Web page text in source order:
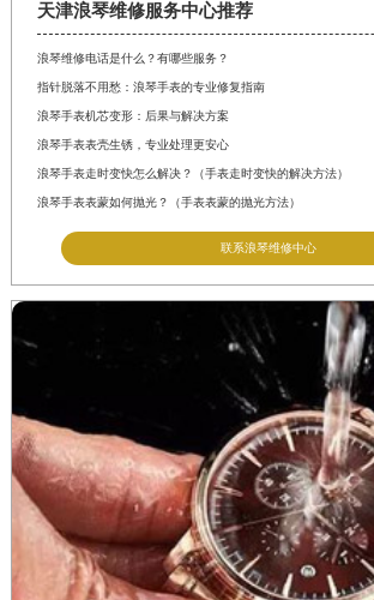
天津浪琴维修服务中心推荐
浪琴维修电话是什么？有哪些服务？
指针脱落不用愁：浪琴手表的专业修复指南
浪琴手表机芯变形：后果与解决方案
浪琴手表表壳生锈，专业处理更安心
浪琴手表走时变快怎么解决？（手表走时变快的解决方法）
浪琴手表表蒙如何抛光？（手表表蒙的抛光方法）
联系浪琴维修中心